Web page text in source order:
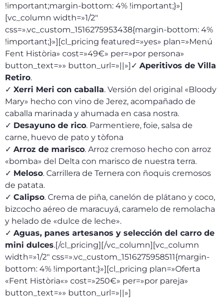
!important;margin-bottom: 4% !important;}»]
[vc_column width=»1/2″
css=».vc_custom_1516275953438{margin-bottom: 4%
!important;}»][cl_pricing featured=»yes» plan=»Menú
Fent Història» cost=»49€» per=»por persona»
button_text=»» button_url=»||»]✓ Aperitivos de Villa
Retiro.
✓ Xerri Meri con caballa. Versión del original «Bloody
Mary» hecho con vino de Jerez, acompañado de
caballa marinada y ahumada en casa nostra.
✓ Desayuno de rico. Parmentiere, foie, salsa de
carne, huevo de pato y tòfona
✓ Arroz de marisco. Arroz cremoso hecho con arroz
«bomba» del Delta con marisco de nuestra terra.
✓ Meloso. Carrillera de Ternera con ñoquis cremosos
de patata.
✓ Calipso. Crema de piña, canelón de plátano y coco,
bizcocho aéreo de maracuyá, caramelo de remolacha
y helado de «dulce de leche».
✓ Aguas, panes artesanos y selección del carro de
mini dulces.[/cl_pricing][/vc_column][vc_column
width=»1/2″ css=».vc_custom_1516275958511{margin-
bottom: 4% !important;}»][cl_pricing plan=»Oferta
«Fent Història«» cost=»250€» per=»por pareja»
button_text=»» button_url=»||»]